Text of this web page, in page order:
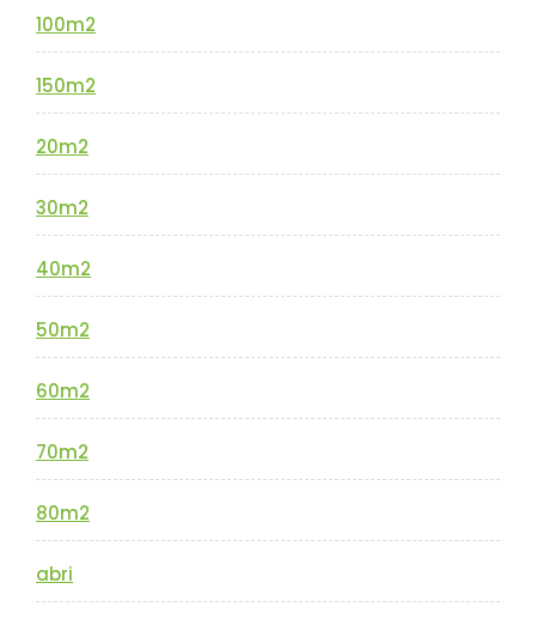
100m2
150m2
20m2
30m2
40m2
50m2
60m2
70m2
80m2
abri